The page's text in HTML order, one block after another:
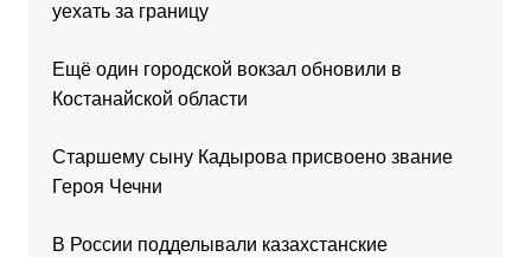
уехать за границу
Ещё один городской вокзал обновили в
Костанайской области
Старшему сыну Кадырова присвоено звание
Героя Чечни
В России подделывали казахстанские